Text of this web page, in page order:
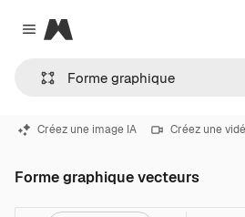
Close menu
Magnific
Créez une image IA Créez une
Forme graphique vecteurs